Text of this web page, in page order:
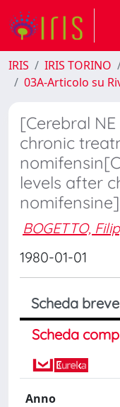
IRIS IRIS TORINO
03A-Articolo su
[Cerebral
chronic
levels after
nomifensine]
BOGETTO,
1980-01-01
Scheda breve
Scheda
Anno